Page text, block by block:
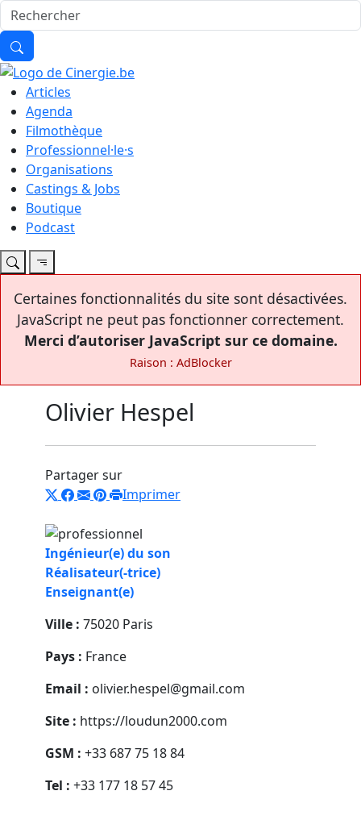
Articles
Agenda
Filmothèque
Professionnel·le·s
Organisations
Castings & Jobs
Boutique
Podcast
Certaines fonctionnalités du site sont désactivées.
JavaScript ne peut pas fonctionner correctement.
Merci d’autoriser JavaScript sur ce domaine.
Raison : AdBlocker
Olivier Hespel
Partager sur
Imprimer
Ingénieur(e) du son
Réalisateur(-trice)
Enseignant(e)
Ville : 75020 Paris
Pays : France
Email : olivier.hespel@gmail.com
Site : https://loudun2000.com
GSM : +33 687 75 18 84
Tel : +33 177 18 57 45